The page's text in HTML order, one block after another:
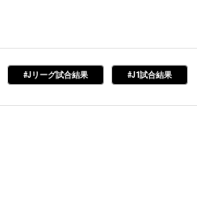
#Jリーグ試合結果 #J1試合結果